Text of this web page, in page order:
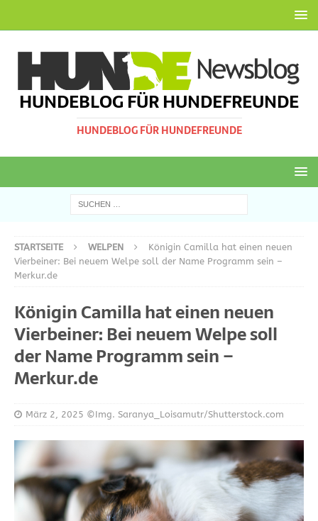
HUNDEBLOG FÜR HUNDEFREUNDE
HUNDEBLOG FÜR HUNDEFREUNDE
STARTSEITE WELPEN
Königin Camilla hat einen neuen
Vierbeiner: Bei neuem Welpe soll der Name Programm sein –
Merkur.de
Königin Camilla hat einen neuen
Vierbeiner: Bei neuem Welpe soll
der Name Programm sein –
Merkur.de
März 2, 2025 ©Img. Saranya_Loisamutr/Shutterstock.com